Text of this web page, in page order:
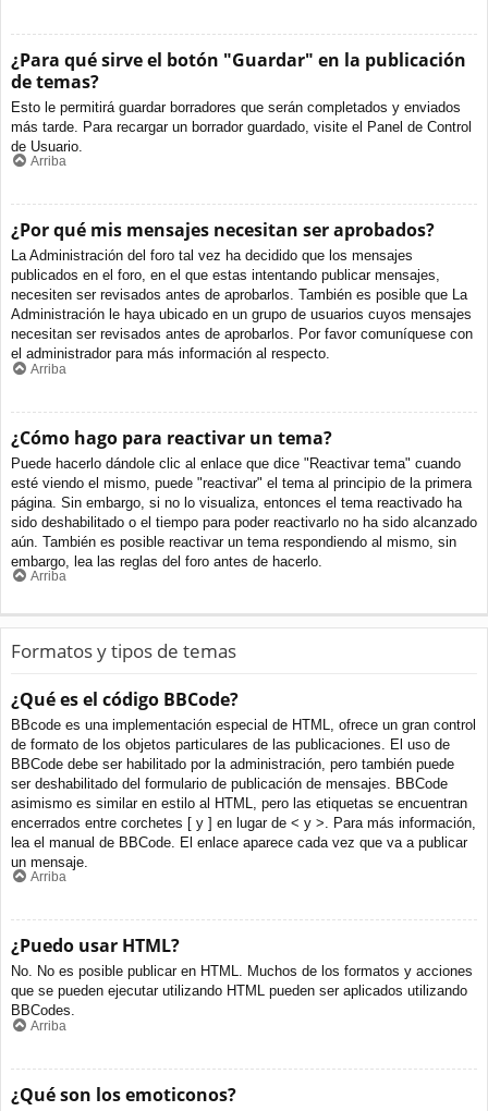
¿Para qué sirve el botón "Guardar" en la publicación
de temas?
Esto le permitirá guardar borradores que serán completados y enviados
más tarde. Para recargar un borrador guardado, visite el Panel de Control
de Usuario.
Arriba
¿Por qué mis mensajes necesitan ser aprobados?
La Administración del foro tal vez ha decidido que los mensajes
publicados en el foro, en el que estas intentando publicar mensajes,
necesiten ser revisados antes de aprobarlos. También es posible que La
Administración le haya ubicado en un grupo de usuarios cuyos mensajes
necesitan ser revisados antes de aprobarlos. Por favor comuníquese con
el administrador para más información al respecto.
Arriba
¿Cómo hago para reactivar un tema?
Puede hacerlo dándole clic al enlace que dice "Reactivar tema" cuando
esté viendo el mismo, puede "reactivar" el tema al principio de la primera
página. Sin embargo, si no lo visualiza, entonces el tema reactivado ha
sido deshabilitado o el tiempo para poder reactivarlo no ha sido alcanzado
aún. También es posible reactivar un tema respondiendo al mismo, sin
embargo, lea las reglas del foro antes de hacerlo.
Arriba
Formatos y tipos de temas
¿Qué es el código BBCode?
BBcode es una implementación especial de HTML, ofrece un gran control
de formato de los objetos particulares de las publicaciones. El uso de
BBCode debe ser habilitado por la administración, pero también puede
ser deshabilitado del formulario de publicación de mensajes. BBCode
asimismo es similar en estilo al HTML, pero las etiquetas se encuentran
encerrados entre corchetes [ y ] en lugar de < y >. Para más información,
lea el manual de BBCode. El enlace aparece cada vez que va a publicar
un mensaje.
Arriba
¿Puedo usar HTML?
No. No es posible publicar en HTML. Muchos de los formatos y acciones
que se pueden ejecutar utilizando HTML pueden ser aplicados utilizando
BBCodes.
Arriba
¿Qué son los emoticonos?